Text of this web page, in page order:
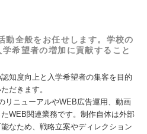
動全般をお任せします。学校の
希望者の増加に貢献すること
知度向上と入学希望者の集客を目的
だきます。
リニューアルやWEB広告運用、動画
WEB関連業務です。制作自体は外部
なため、戦略立案やディレクション